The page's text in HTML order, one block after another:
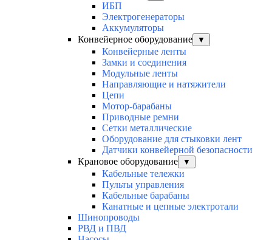
ИБП
Электрогенераторы
Аккумуляторы
Конвейерное оборудование
▼
Конвейерные ленты
Замки и соединения
Модульные ленты
Направляющие и натяжители
Цепи
Мотор-барабаны
Приводные ремни
Сетки металлические
Оборудование для стыковки лент
Датчики конвейерной безопасности
Крановое оборудование
▼
Кабельные тележки
Пульты управления
Кабельные барабаны
Канатные и цепные электротали
Шинопроводы
РВД и ПВД